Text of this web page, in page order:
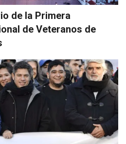
de la Primera
de Veteranos de